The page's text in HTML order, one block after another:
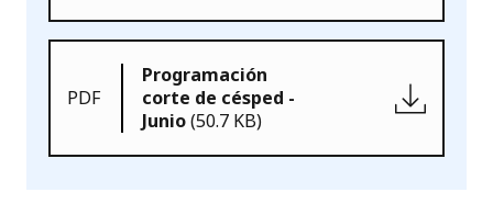
PDF
Programación
corte de césped -
Junio(50.7 KB)